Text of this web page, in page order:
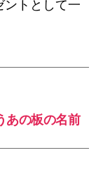
ントとして一
あの板の名前